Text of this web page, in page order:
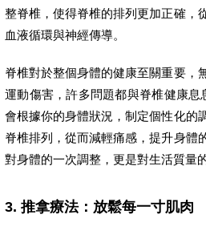
整脊椎，使得脊椎的排列更加正確，
血液循環與神經傳導。
脊椎對於整個身體的健康至關重要，
運動傷害，許多問題都與脊椎健康息
會根據你的身體狀況，制定個性化的
脊椎排列，從而減輕痛感，提升身體
對身體的一次調整，更是對生活質量
3. 推拿療法：放鬆每一寸肌肉